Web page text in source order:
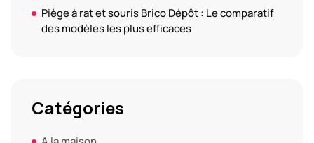
Piège à rat et souris Brico Dépôt : Le comparatif
des modèles les plus efficaces
Catégories